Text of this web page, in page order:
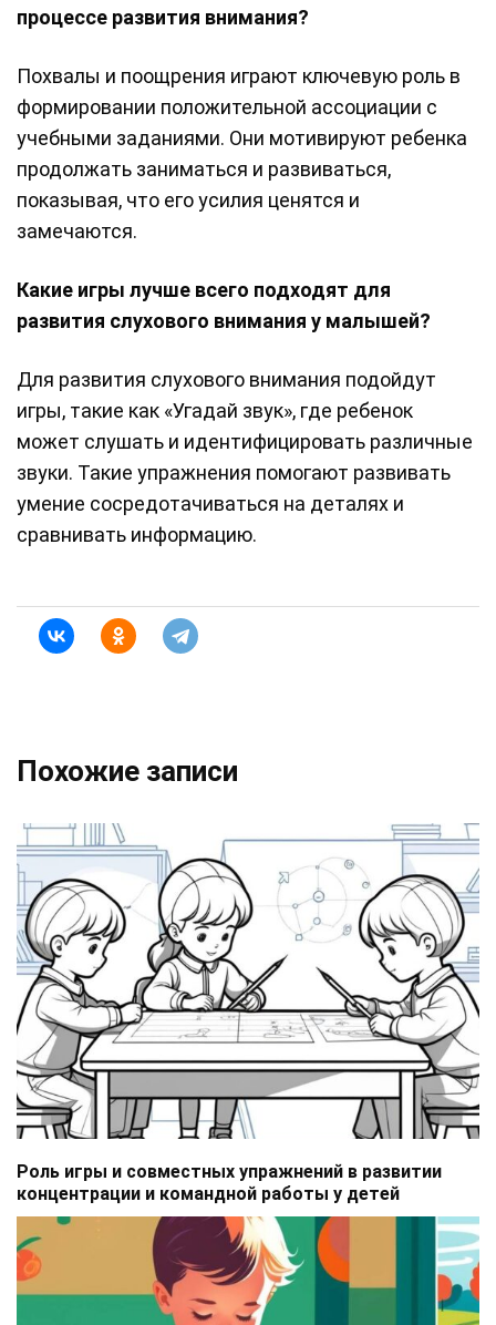
процессе развития внимания?
Похвалы и поощрения играют ключевую роль в
формировании положительной ассоциации с
учебными заданиями. Они мотивируют ребенка
продолжать заниматься и развиваться,
показывая, что его усилия ценятся и
замечаются.
Какие игры лучше всего подходят для
развития слухового внимания у малышей?
Для развития слухового внимания подойдут
игры, такие как «Угадай звук», где ребенок
может слушать и идентифицировать различные
звуки. Такие упражнения помогают развивать
умение сосредотачиваться на деталях и
сравнивать информацию.
Похожие записи
Роль игры и совместных упражнений в развитии
концентрации и командной работы у детей